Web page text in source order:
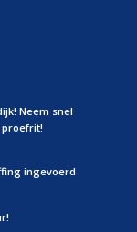
Neem snel
ingevoerd